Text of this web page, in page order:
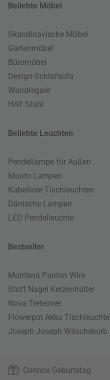
Beliebte Möbel
Skandinavische Möbel
Gartenmöbel
Büromöbel
Design-Schlafsofa
Wandregale
HAY Stuhl
Beliebte Leuchten
Pendellampe für Außen
Muuto Lampen
Kabellose Tischleuchten
Dänische Lampen
LED Pendelleuchte
Bestseller
Montana Panton Wire
Stoff Nagel Kerzenhalter
Nova Treteimer
Flowerpot Akku Tischleuchte
Joseph Joseph Wäschekorb
Connox Geburtstag